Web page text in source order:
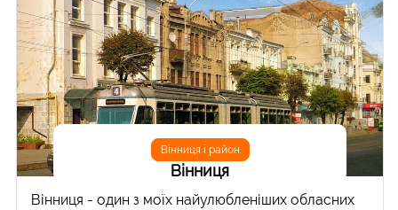
Вінниця і район
Вінниця
Вінниця - один з моїх найулюбленіших обласних